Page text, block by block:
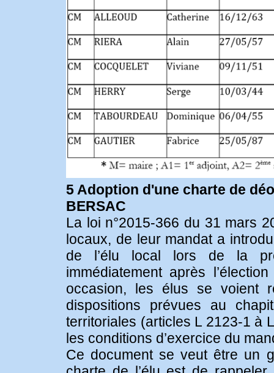
5 Adoption d'une charte de
BERSAC
La loi n°2015-366 du 31 mars
locaux, de leur mandat a
de l’élu local lors de la
immédiatement après
occasion, les élus se voient
dispositions prévues au
territoriales (articles L 2123-1 à
les conditions d’exercice du
Ce document se veut être un